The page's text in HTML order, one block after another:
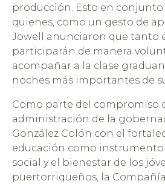
producción. Esto en conjunto
quienes, como un gesto de
Jowell anunciaron que tanto
participarán de manera
acompañar a la clase
noches más importantes de
Como parte del compromiso
administración de la
González Colón con el
educación como
social y el bienestar de los
puertorriqueños, la